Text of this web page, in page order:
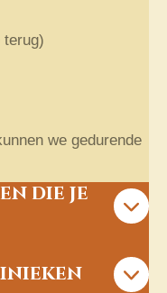
terug)
we gedurende
die je